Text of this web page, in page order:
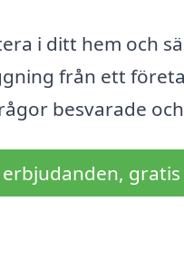
i ditt hem och
från ett
besvarade
erbjudanden,